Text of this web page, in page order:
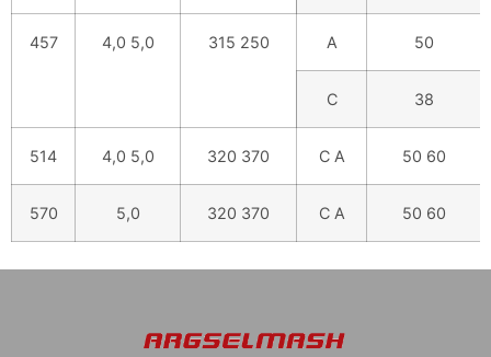
457 4,0 5,0 315 250 A 50
C 38
514 4,0 5,0 320 370 C A 50 60
570 5,0 320 370 C A 50 60